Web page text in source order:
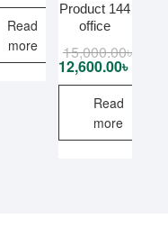
Read
more
Product 144
office
15,000.00৳
12,600.00৳
Read
more